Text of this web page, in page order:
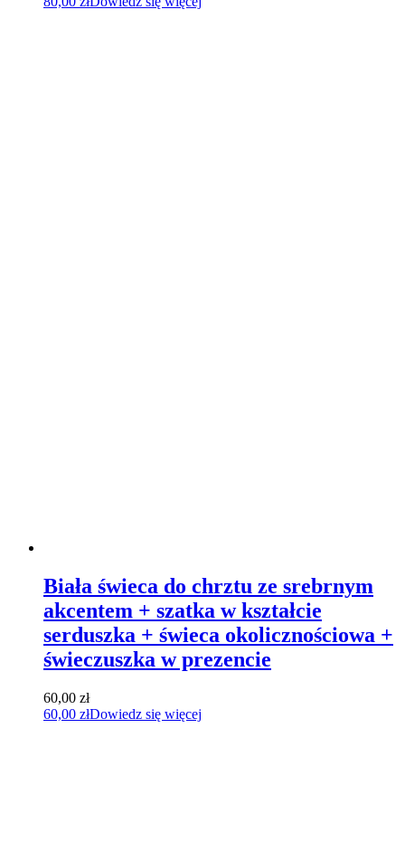
Biała świeca do chrztu ze srebrnym
akcentem + szatka w kształcie
serduszka + świeca okolicznościowa +
świeczuszka w prezencie
60,00 zł
60,00 złDowiedz się więcej